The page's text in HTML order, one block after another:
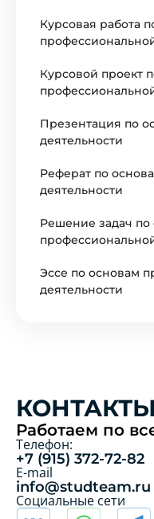
Курсовая работа
Курсовой проект
Презентация по
деятельности
Реферат по
деятельности
Решение задач по
Эссе по основам
деятельности
КОНТАКТЫ
Работаем по
Телефон:
+7 (915) 372-72-82
E-mail
info@studteam.ru
Социальные сети